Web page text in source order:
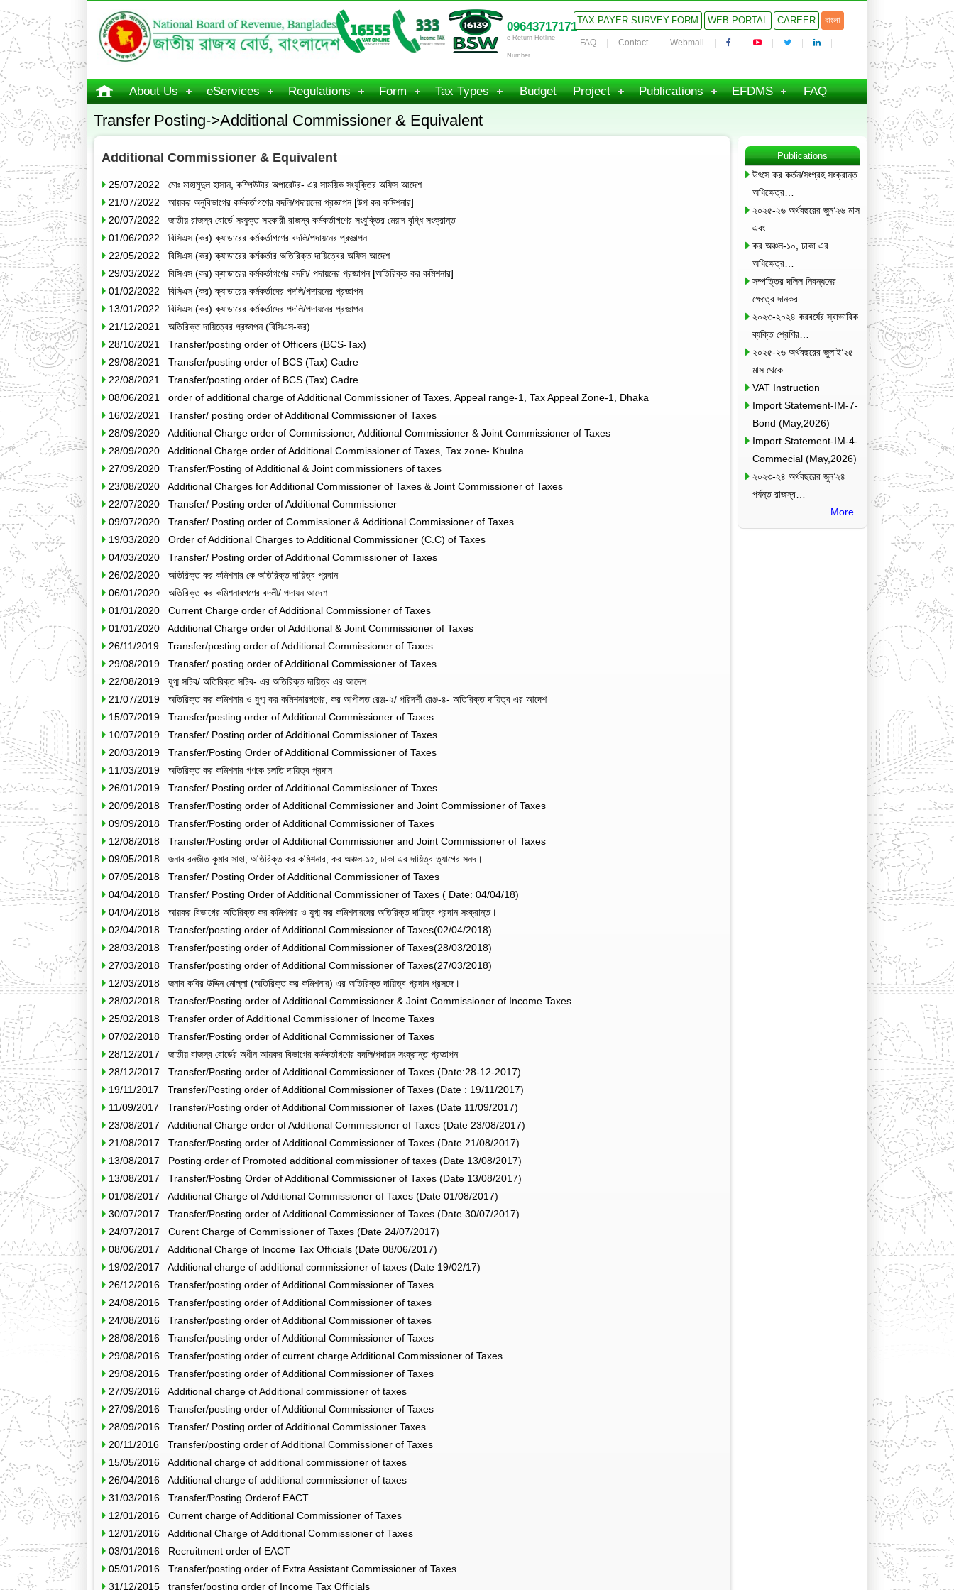
09643717171
e-Return Hotline
Number
TAX PAYER SURVEY-FORM WEB PORTAL CAREER বাংলা
FAQ Contact Webmail
About Us eServices Regulations Form Tax Types Budget Project Publications EFDMS FAQ
Transfer Posting->Additional Commissioner & Equivalent
Additional Commissioner & Equivalent
25/07/2022 মোঃ মাহামুদুল হাসান, কম্পিউটার অপারেটর- এর সাময়িক সংযুক্তির অফিস আদেশ
21/07/2022 আয়কর অনুবিভাগের কর্মকর্তাগণের বদলি/পদায়নের প্রজ্ঞাপন [উপ কর কমিশনার]
20/07/2022 জাতীয় রাজস্ব বোর্ডে সংযুক্ত সহকারী রাজস্ব কর্মকর্তাগণের সংযুক্তির মেয়াদ বৃদ্ধি সংক্রান্ত
01/06/2022 বিসিএস (কর) ক্যাডারের কর্মকর্তাগণের বদলি/পদায়নের প্রজ্ঞাপন
22/05/2022 বিসিএস (কর) ক্যাডারের কর্মকর্তার অতিরিক্ত দায়িত্বের অফিস আদেশ
29/03/2022 বিসিএস (কর) ক্যাডারের কর্মকর্তাগণের বদলি/ পদায়নের প্রজ্ঞাপন [অতিরিক্ত কর কমিশনার]
01/02/2022 বিসিএস (কর) ক্যাডারের কর্মকর্তাদের পদলি/পদায়নের প্রজ্ঞাপন
13/01/2022 বিসিএস (কর) ক্যাডারের কর্মকর্তাদের পদলি/পদায়নের প্রজ্ঞাপন
21/12/2021 অতিরিক্ত দায়িত্বের প্রজ্ঞাপন (বিসিএস-কর)
28/10/2021 Transfer/posting order of Officers (BCS-Tax)
29/08/2021 Transfer/posting order of BCS (Tax) Cadre
22/08/2021 Transfer/posting order of BCS (Tax) Cadre
08/06/2021 order of additional charge of Additional Commissioner of Taxes, Appeal range-1, Tax Appeal Zone-1, Dhaka
16/02/2021 Transfer/ posting order of Additional Commissioner of Taxes
28/09/2020 Additional Charge order of Commissioner, Additional Commissioner & Joint Commissioner of Taxes
28/09/2020 Additional Charge order of Additional Commissioner of Taxes, Tax zone- Khulna
27/09/2020 Transfer/Posting of Additional & Joint commissioners of taxes
23/08/2020 Additional Charges for Additional Commissioner of Taxes & Joint Commissioner of Taxes
22/07/2020 Transfer/ Posting order of Additional Commissioner
09/07/2020 Transfer/ Posting order of Commissioner & Additional Commissioner of Taxes
19/03/2020 Order of Additional Charges to Additional Commissioner (C.C) of Taxes
04/03/2020 Transfer/ Posting order of Additional Commissioner of Taxes
26/02/2020 অতিরিক্ত কর কমিশনার কে অতিরিক্ত দায়িত্ব প্রদান
06/01/2020 অতিরিক্ত কর কমিশনারগণের বদলী/ পদায়ন আদেশ
01/01/2020 Current Charge order of Additional Commissioner of Taxes
01/01/2020 Additional Charge order of Additional & Joint Commissioner of Taxes
26/11/2019 Transfer/posting order of Additional Commissioner of Taxes
29/08/2019 Transfer/ posting order of Additional Commissioner of Taxes
22/08/2019 যুগ্ম সচিব/ অতিরিক্ত সচিব- এর অতিরিক্ত দায়িত্ব এর আদেশ
21/07/2019 অতিরিক্ত কর কমিশনার ও যুগ্ম কর কমিশনারগণের, কর আপীলত রেঞ্জ-২/ পরিদর্শী রেঞ্জ-৪- অতিরিক্ত দায়িত্ব এর আদেশ
15/07/2019 Transfer/posting order of Additional Commissioner of Taxes
10/07/2019 Transfer/ Posting order of Additional Commissioner of Taxes
20/03/2019 Transfer/Posting Order of Additional Commissioner of Taxes
11/03/2019 অতিরিক্ত কর কমিশনার গণকে চলতি দায়িত্ব প্রদান
26/01/2019 Transfer/ Posting order of Additional Commissioner of Taxes
20/09/2018 Transfer/Posting order of Additional Commissioner and Joint Commissioner of Taxes
09/09/2018 Transfer/Posting order of Additional Commissioner of Taxes
12/08/2018 Transfer/Posting order of Additional Commissioner and Joint Commissioner of Taxes
09/05/2018 জনাব রনজীত কুমার সাহা, অতিরিক্ত কর কমিশনার, কর অঞ্চল-১৫, ঢাকা এর দায়িত্ব ত্যাগের সনদ।
07/05/2018 Transfer/ Posting Order of Additional Commissioner of Taxes
04/04/2018 Transfer/ Posting Order of Additional Commissioner of Taxes ( Date: 04/04/18)
04/04/2018 আয়কর বিভাগের অতিরিক্ত কর কমিশনার ও যুগ্ম কর কমিশনারদের অতিরিক্ত দায়িত্ব প্রদান সংক্রান্ত।
02/04/2018 Transfer/posting order of Additional Commissioner of Taxes(02/04/2018)
28/03/2018 Transfer/posting order of Additional Commissioner of Taxes(28/03/2018)
27/03/2018 Transfer/posting order of Additional Commissioner of Taxes(27/03/2018)
12/03/2018 জনাব কবির উদ্দিন মোল্লা (অতিরিক্ত কর কমিশনার) এর অতিরিক্ত দায়িত্ব প্রদান প্রসঙ্গে।
28/02/2018 Transfer/Posting order of Additional Commissioner & Joint Commissioner of Income Taxes
25/02/2018 Transfer order of Additional Commissioner of Income Taxes
07/02/2018 Transfer/Posting order of Additional Commissioner of Taxes
28/12/2017 জাতীয় বাজস্ব বোর্ডের অধীন আয়কর বিভাগের কর্মকর্তাগণের বদলি/পদায়ন সংক্রান্ত প্রজ্ঞাপন
28/12/2017 Transfer/Posting order of Additional Commissioner of Taxes (Date:28-12-2017)
19/11/2017 Transfer/Posting order of Additional Commissioner of Taxes (Date : 19/11/2017)
11/09/2017 Transfer/Posting order of Additional Commissioner of Taxes (Date 11/09/2017)
23/08/2017 Additional Charge order of Additional Commissioner of Taxes (Date 23/08/2017)
21/08/2017 Transfer/Posting order of Additional Commissioner of Taxes (Date 21/08/2017)
13/08/2017 Posting order of Promoted additional commissioner of taxes (Date 13/08/2017)
13/08/2017 Transfer/Posting Order of Additional Commissioner of Taxes (Date 13/08/2017)
01/08/2017 Additional Charge of Additional Commissioner of Taxes (Date 01/08/2017)
30/07/2017 Transfer/Posting order of Additional Commissioner of Taxes (Date 30/07/2017)
24/07/2017 Curent Charge of Commissioner of Taxes (Date 24/07/2017)
08/06/2017 Additional Charge of Income Tax Officials (Date 08/06/2017)
19/02/2017 Additional charge of additional commissioner of taxes (Date 19/02/17)
26/12/2016 Transfer/posting order of Additional Commissioner of Taxes
24/08/2016 Transfer/posting order of Additional Commissioner of taxes
24/08/2016 Transfer/posting order of Additional Commissioner of taxes
28/08/2016 Transfer/posting order of Additional Commissioner of Taxes
29/08/2016 Transfer/posting order of current charge Additional Commissioner of Taxes
29/08/2016 Transfer/posting order of Additional Commissioner of Taxes
27/09/2016 Additional charge of Additional commissioner of taxes
27/09/2016 Transfer/posting order of Additional Commissioner of Taxes
28/09/2016 Transfer/ Posting order of Additional Commissioner Taxes
20/11/2016 Transfer/posting order of Additional Commissioner of Taxes
15/05/2016 Additional charge of additional commissioner of taxes
26/04/2016 Additional charge of additional commissioner of taxes
31/03/2016 Transfer/Posting Orderof EACT
12/01/2016 Current charge of Additional Commissioner of Taxes
12/01/2016 Additional Charge of Additional Commissioner of Taxes
03/01/2016 Recruitment order of EACT
05/01/2016 Transfer/posting order of Extra Assistant Commissioner of Taxes
31/12/2015 transfer/posting order of Income Tax Officials
Publications
উৎসে কর কর্তন/সংগ্রহ সংক্রান্ত
অধিক্ষেত্র…
২০২৫-২৬ অর্থবছরের জুন’২৬ মাস
এবং…
কর অঞ্চল-১০, ঢাকা এর
অধিক্ষেত্র…
সম্পত্তির দলিল নিবন্ধনের
ক্ষেত্রে দানকর…
২০২৩-২০২৪ করবর্ষের স্বাভাবিক
ব্যক্তি শ্রেণির…
২০২৫-২৬ অর্থবছরের জুলাই’২৫
মাস থেকে…
VAT Instruction
Import Statement-IM-7-
Bond (May,2026)
Import Statement-IM-4-
Commecial (May,2026)
২০২৩-২৪ অর্থবছরের জুন’২৪
পর্যন্ত রাজস্ব…
More..